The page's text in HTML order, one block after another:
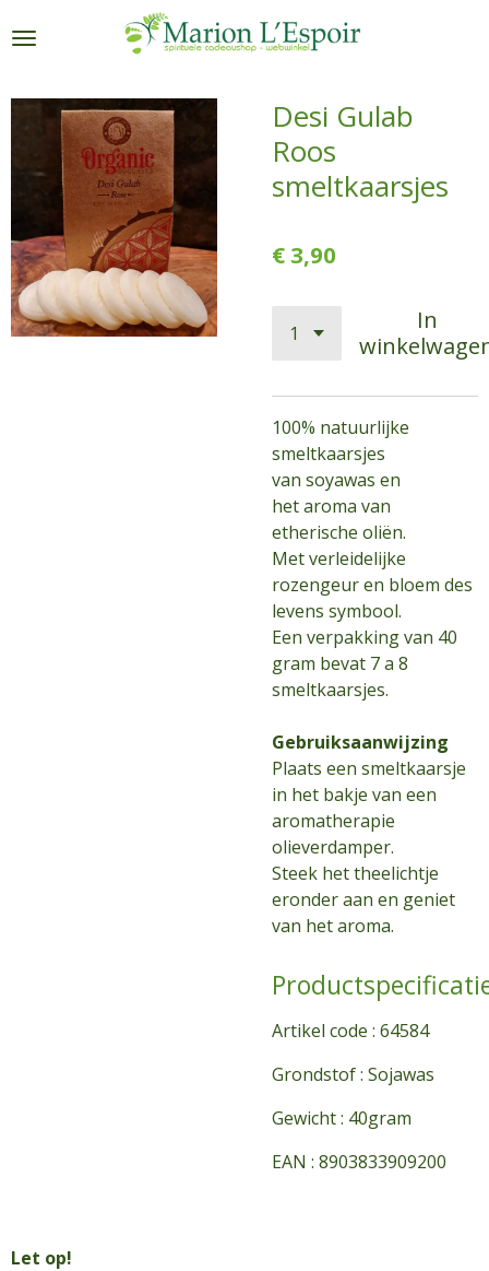
direct
de
hoofdinhoud
Desi Gulab
Roos
smeltkaarsjes
€ 3,90
In
100% natuurlijke
smeltkaarsjes
van soyawas en
het aroma van
etherische oliën.
Met verleidelijke
rozengeur en bloem des
levens symbool.
Een verpakking van 40
gram bevat 7 a 8
smeltkaarsjes.
Gebruiksaanwijzing
Plaats een smeltkaarsje
in het bakje van een
aromatherapie
olieverdamper.
Steek het theelichtje
eronder aan en geniet
van het aroma.
Artikel code : 64584
Grondstof : Sojawas
Gewicht : 40gram
EAN : 8903833909200
Let op!